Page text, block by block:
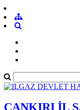
ÇANKIRI İL